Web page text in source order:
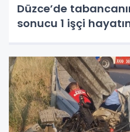
Düzce’de
sonucu 1 işçi